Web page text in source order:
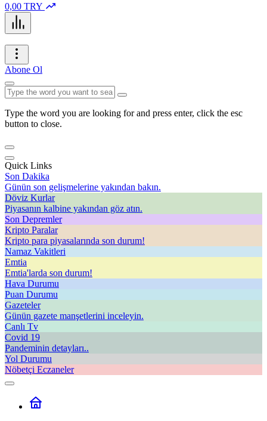
0,00 TRY
Abone Ol
Type the word you are looking for and press enter, click the esc
button to close.
Quick Links
Son Dakika
Günün son gelişmelerine yakından bakın.
Döviz Kurlar
Piyasanın kalbine yakından göz atın.
Son Depremler
Kripto Paralar
Kripto para piyasalarında son durum!
Namaz Vakitleri
Emtia
Emtia'larda son durum!
Hava Durumu
Puan Durumu
Gazeteler
Günün gazete manşetlerini inceleyin.
Canlı Tv
Covid 19
Pandeminin detayları..
Yol Durumu
Nöbetçi Eczaneler